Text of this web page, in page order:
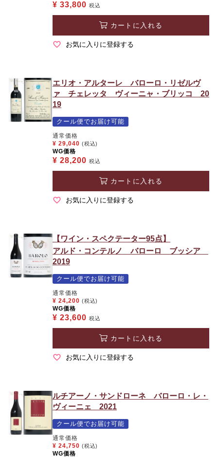
¥ 33,800 税込
カートに入れる
お気に入りに登録する
エリオ・アルターレ バローロ・リゼルヴ
ァ チェレッタ ヴィーニャ・ブリッコ 20
19
クール便でお届け可能
通常価格
¥ 29,040 (税込)
WG価格
¥ 28,200 税込
カートに入れる
お気に入りに登録する
【ワイン・スペクテーター95点】
アルド・コンテルノ バローロ ブッシア
2019
クール便でお届け可能
通常価格
¥ 24,200 (税込)
WG価格
¥ 23,600 税込
カートに入れる
お気に入りに登録する
ルチアーノ・サンドローネ バローロ・レ・
ヴィーニェ 2021
クール便でお届け可能
通常価格
¥ 24,750 (税込)
WG価格